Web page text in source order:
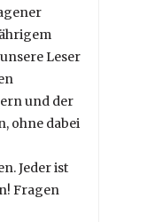
Leser
und der
ohne dabei
Jeder ist
Fragen